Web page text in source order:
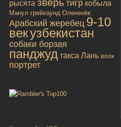
рысята тигр кобыла
Манул грейхаунд Олененёк
Арабский жеребец 9-10
векузбекистан
собаки борзая
панджуд такса Лань волк
портрет